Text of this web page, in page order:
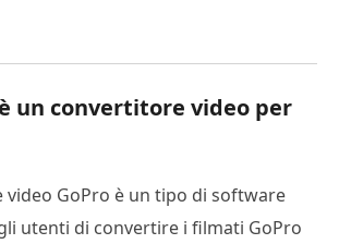
un convertitore video per
GoPro è un tipo di software
utenti di convertire i filmati GoPro